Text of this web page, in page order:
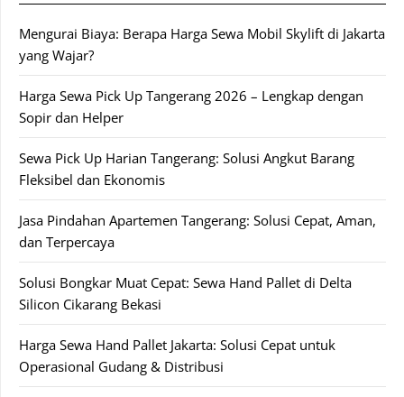
Mengurai Biaya: Berapa Harga Sewa Mobil Skylift di Jakarta
yang Wajar?
Harga Sewa Pick Up Tangerang 2026 – Lengkap dengan
Sopir dan Helper
Sewa Pick Up Harian Tangerang: Solusi Angkut Barang
Fleksibel dan Ekonomis
Jasa Pindahan Apartemen Tangerang: Solusi Cepat, Aman,
dan Terpercaya
Solusi Bongkar Muat Cepat: Sewa Hand Pallet di Delta
Silicon Cikarang Bekasi
Harga Sewa Hand Pallet Jakarta: Solusi Cepat untuk
Operasional Gudang & Distribusi